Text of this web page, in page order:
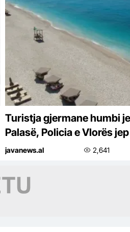
Turistja gjermane humbi
Palasë, Policia e Vlorës
Dyshohet nga arresti
javanews.al 2,641